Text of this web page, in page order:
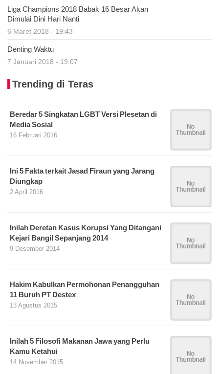
Liga Champions 2018 Babak 16 Besar Akan
Dimulai Dini Hari Nanti
6 Maret 2018 - 19:43
Denting Waktu
7 Januari 2018 - 19:07
Trending di Teras
Beredar 5 Singkatan LGBT Versi Plesetan di
Media Sosial
16 Februari 2016
Ini 5 Fakta terkait Jasad Firaun yang Jarang
Diungkap
2 April 2016
Inilah Deretan Kasus Korupsi Yang Ditangani
Kejari Bangil Sepanjang 2014
9 Desember 2014
Hakim Kabulkan Permohonan Penangguhan
11 Buruh PT Destex
13 Agustus 2015
Inilah 5 Filosofi Makanan Jawa yang Perlu
Kamu Ketahui
14 November 2015